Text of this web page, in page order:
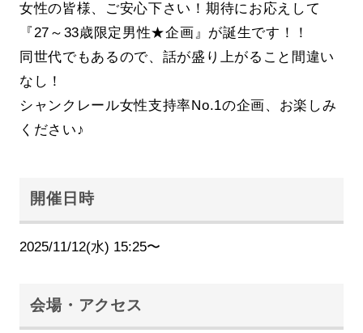
女性の皆様、ご安心下さい！期待にお応えして
『27～33歳限定男性★企画』が誕生です！！
同世代でもあるので、話が盛り上がること間違い
なし！
シャンクレール女性支持率No.1の企画、お楽しみ
ください♪
開催日時
2025/11/12(水) 15:25〜
会場・アクセス